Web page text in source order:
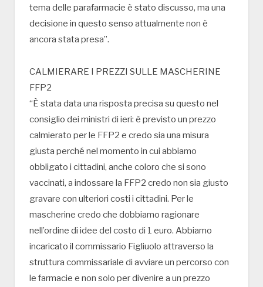
tema delle parafarmacie è stato discusso, ma una
decisione in questo senso attualmente non è
ancora stata presa”.
CALMIERARE I PREZZI SULLE MASCHERINE
FFP2
“È stata data una risposta precisa su questo nel
consiglio dei ministri di ieri: è previsto un prezzo
calmierato per le FFP2 e credo sia una misura
giusta perché nel momento in cui abbiamo
obbligato i cittadini, anche coloro che si sono
vaccinati, a indossare la FFP2 credo non sia giusto
gravare con ulteriori costi i cittadini. Per le
mascherine credo che dobbiamo ragionare
nell’ordine di idee del costo di 1 euro. Abbiamo
incaricato il commissario Figliuolo attraverso la
struttura commissariale di avviare un percorso con
le farmacie e non solo per divenire a un prezzo